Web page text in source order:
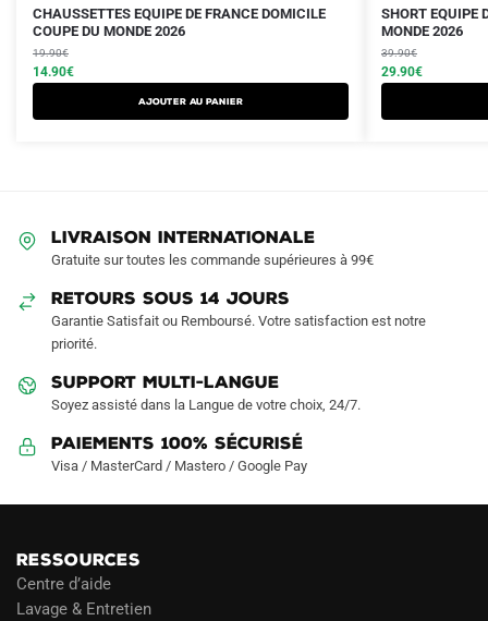
CHAUSSETTES EQUIPE DE FRANCE DOMICILE
COUPE DU MONDE 2026
19.90€
Le
prix
initial
était :
14.90€
Le
prix
actuel
est :
Ajouter au panier
SHORT EQUIPE
MONDE 2026
39.90€
Le
prix
initial
était :
29.90€
Le
prix
actuel
est :
Ce
produit
a
plusieurs
variations.
page
LIVRAISON INTERNATIONALE
Gratuite sur toutes les commande supérieures à 99€
RETOURS SOUS 14 JOURS
Garantie Satisfait ou Remboursé. Votre satisfaction est notre
priorité.
SUPPORT MULTI-LANGUE
Soyez assisté dans la Langue de votre choix, 24/7.
Paiements 100% Sécurisé
Visa / MasterCard / Mastero / Google Pay
RESSOURCES
Centre d’aide
Lavage & Entretien